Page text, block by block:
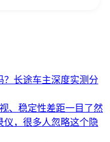
？长途车主深度实测分
、稳定性差距一目了然
仪，很多人忽略这个隐